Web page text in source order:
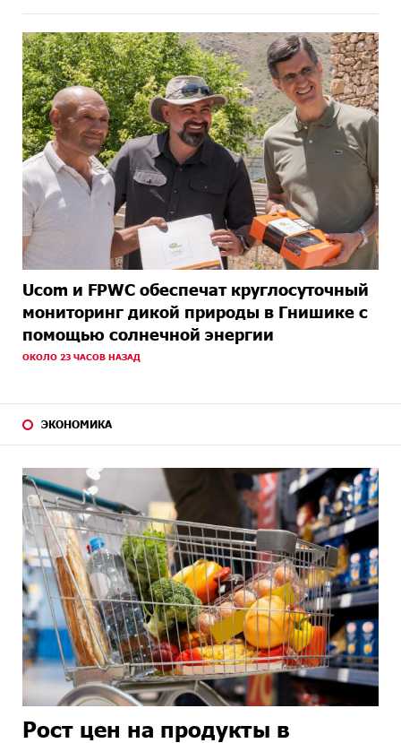
Ucom и FPWC обеспечат круглосуточный
мониторинг дикой природы в Гнишике с
помощью солнечной энергии
ОКОЛО 23 ЧАСОВ НАЗАД
ЭКОНОМИКА
Рост цен на продукты в